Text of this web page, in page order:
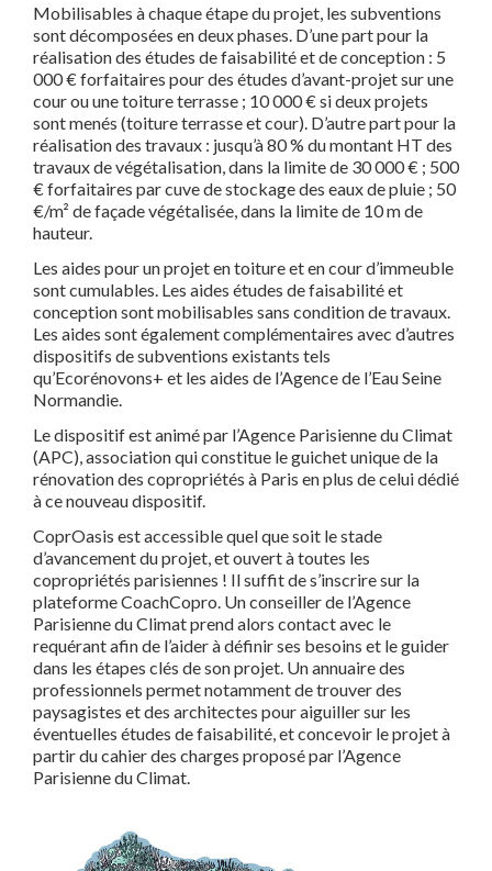
Mobilisables à chaque étape du projet, les subventions
sont décomposées en deux phases. D’une part pour la
réalisation des études de faisabilité et de conception : 5
000 € forfaitaires pour des études d’avant-projet sur une
cour ou une toiture terrasse ; 10 000 € si deux projets
sont menés (toiture terrasse et cour). D’autre part pour la
réalisation des travaux : jusqu’à 80 % du montant HT des
travaux de végétalisation, dans la limite de 30 000 € ; 500
€ forfaitaires par cuve de stockage des eaux de pluie ; 50
€/m² de façade végétalisée, dans la limite de 10 m de
hauteur.
Les aides pour un projet en toiture et en cour d’immeuble
sont cumulables. Les aides études de faisabilité et
conception sont mobilisables sans condition de travaux.
Les aides sont également complémentaires avec d’autres
dispositifs de subventions existants tels
qu’Ecorénovons+ et les aides de l’Agence de l’Eau Seine
Normandie.
Le dispositif est animé par l’Agence Parisienne du Climat
(APC), association qui constitue le guichet unique de la
rénovation des copropriétés à Paris en plus de celui dédié
à ce nouveau dispositif.
CoprOasis est accessible quel que soit le stade
d’avancement du projet, et ouvert à toutes les
copropriétés parisiennes ! Il suffit de s’inscrire sur la
plateforme CoachCopro. Un conseiller de l’Agence
Parisienne du Climat prend alors contact avec le
requérant afin de l’aider à définir ses besoins et le guider
dans les étapes clés de son projet. Un annuaire des
professionnels permet notamment de trouver des
paysagistes et des architectes pour aiguiller sur les
éventuelles études de faisabilité, et concevoir le projet à
partir du cahier des charges proposé par l’Agence
Parisienne du Climat.